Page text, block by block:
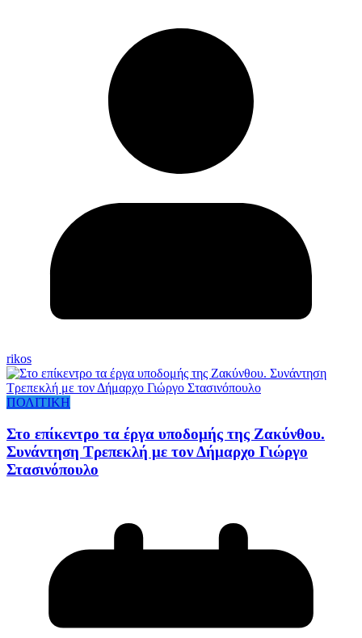
rikos
ΠΟΛΙΤΙΚΗ
Στο επίκεντρο τα έργα υποδομής της Ζακύνθου.
Συνάντηση Τρεπεκλή με τον Δήμαρχο Γιώργο
Στασινόπουλο